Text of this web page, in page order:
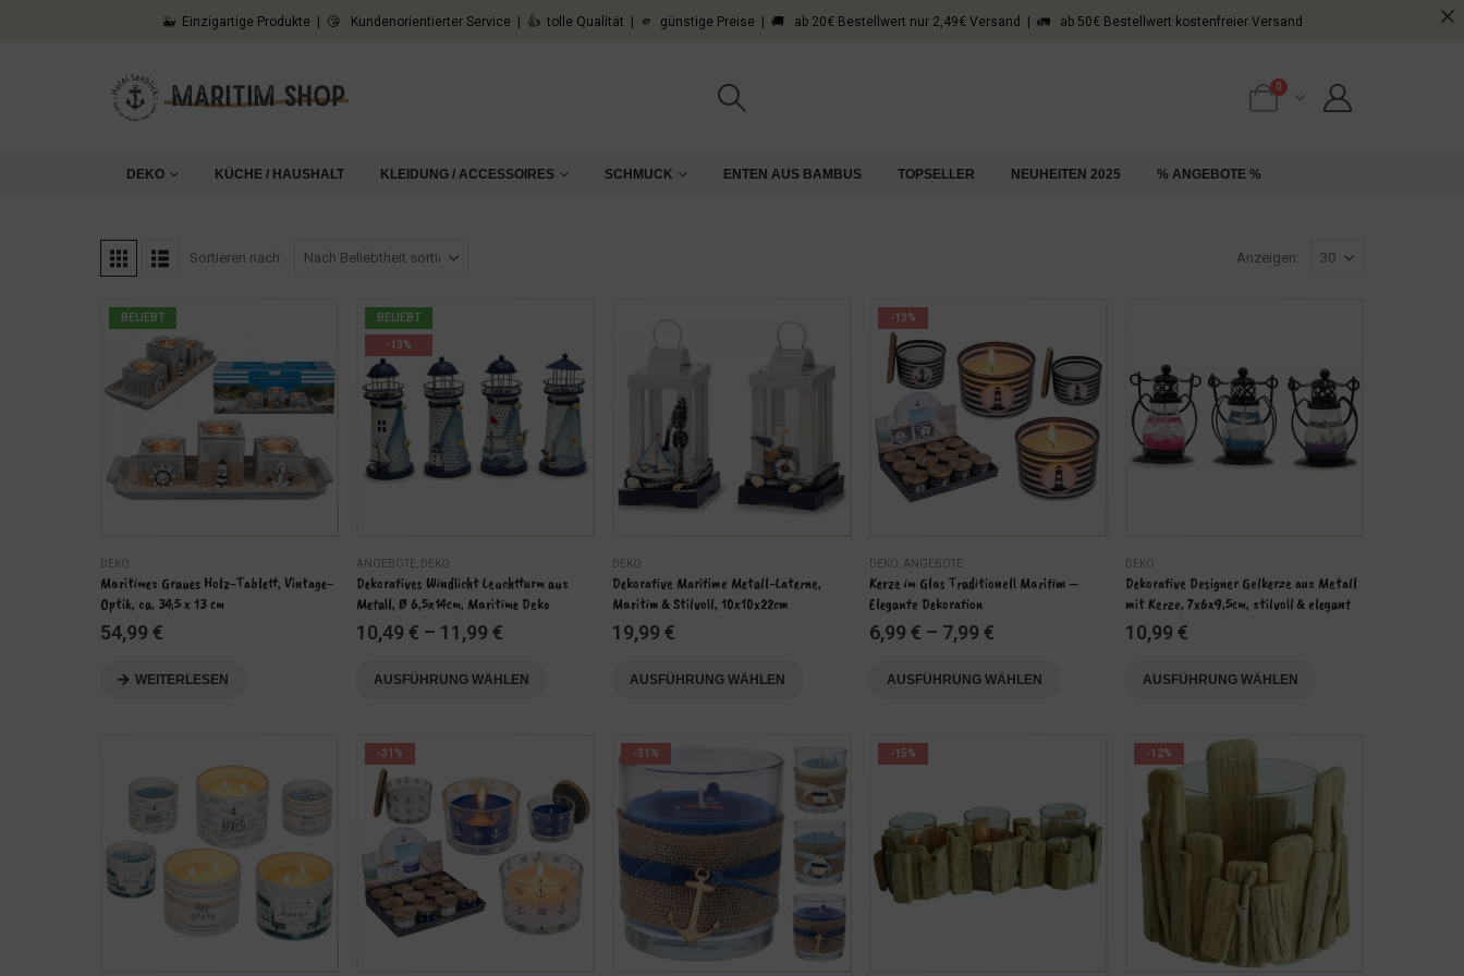
🐳 Einzigartige Produkte | 😘 Kundenorientierter Service | 👍 tolle Qualität | 🫵 günstige Preise | 🚚 ab 20€ Bestellwert nur 2,49€ Versand | 🚛 ab 50€ Bestellwert kostenfreier Versand
0
DEKO KÜCHE / HAUSHALT KLEIDUNG / ACCESSOIRES SCHMUCK ENTEN AUS BAMBUS TOPSELLER NEUHEITEN 2025 % ANGEBOTE %
Sortieren nach: Anzeigen:
BELIEBT
DEKO
Maritimes Graues Holz-Tablett, Vintage-
Optik, ca. 34,5 x 13 cm
54,99 €
WEITERLESEN
BELIEBT
-13%
ANGEBOTE, DEKO
Dekoratives Windlicht Leuchtturm aus
Metall, Ø 6,5x14cm, Maritime Deko
10,49€ – 11,99€
AUSFÜHRUNG WÄHLEN
Dieses
mehrere
Varianten
auf.
Optionen
können
auf
DEKO
Dekorative Maritime Metall-Laterne,
Maritim & Stilvoll, 10x10x22cm
19,99€
AUSFÜHRUNG WÄHLEN
Dieses
mehrere
Varianten
auf.
Die
Optionen
können
auf
Produktseite
-13%
DEKO, ANGEBOTE
Kerze im Glas Traditionell Maritim –
Elegante Dekoration
6,99 € – 7,99 €
AUSFÜHRUNG WÄHLEN
Dieses
mehrere
Die
Optionen
können
DEKO
Dekorative Designer Gelkerze aus Metall
mit Kerze, 7x6x9,5cm, stilvoll & elegant
10,99 €
AUSFÜHRUNG WÄHLEN
Dieses
mehrere
Varianten
auf.
Die
Optionen
der
Produktseite
-31% -31% -15% -12%